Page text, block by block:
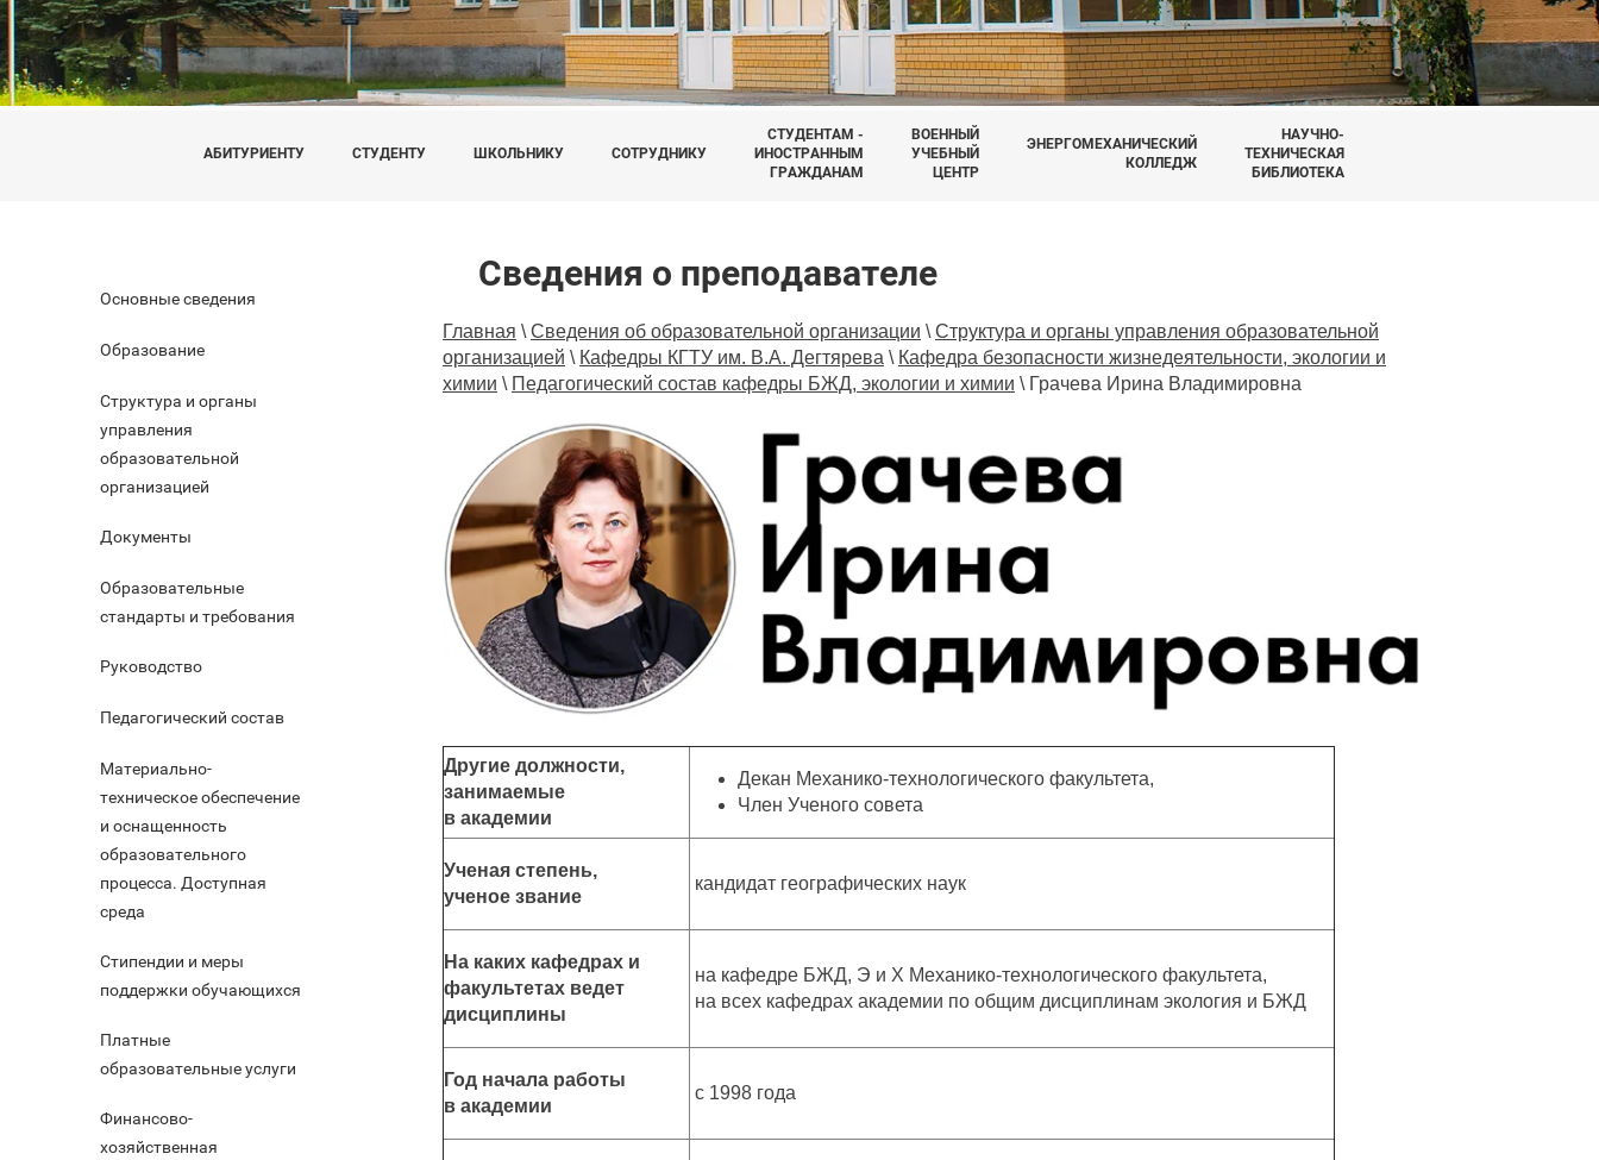
АБИТУРИЕНТУ СТУДЕНТУ ШКОЛЬНИКУ СОТРУДНИКУ
СТУДЕНТАМ -
ИНОСТРАННЫМ
ГРАЖДАНАМ
ВОЕННЫЙ
УЧЕБНЫЙ
ЦЕНТР
ЭНЕРГОМЕХАНИЧЕСКИЙ
КОЛЛЕДЖ
НАУЧНО-
ТЕХНИЧЕСКАЯ
БИБЛИОТЕКА
Основные сведения
Образование
Структура и органы
управления
образовательной
организацией
Документы
Образовательные
стандарты и требования
Руководство
Педагогический состав
Материально-
техническое обеспечение
и оснащенность
образовательного
процесса. Доступная
среда
Стипендии и меры
поддержки обучающихся
Платные
образовательные услуги
Финансово-
хозяйственная
Сведения о преподавателе
Главная \ Сведения об образовательной организации \ Структура и органы управления образовательной
организацией \ Кафедры КГТУ им. В.А. Дегтярева \ Кафедра безопасности жизнедеятельности, экологии и
химии \ Педагогический состав кафедры БЖД, экологии и химии \ Грачева Ирина Владимировна
Другие должности,
занимаемые
в академии
Декан Механико-технологического факультета,
Член Ученого совета
Ученая степень,
ученое звание
кандидат географических наук
На каких кафедрах и
факультетах ведет
дисциплины
на кафедре БЖД, Э и Х Механико-технологического факультета,
на всех кафедрах академии по общим дисциплинам экология и БЖД
Год начала работы
в академии
с 1998 года